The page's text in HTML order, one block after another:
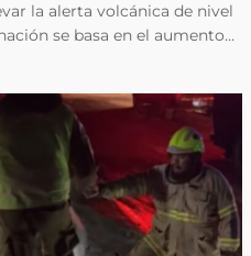
la alerta volcánica de nivel
se basa en el aumento…